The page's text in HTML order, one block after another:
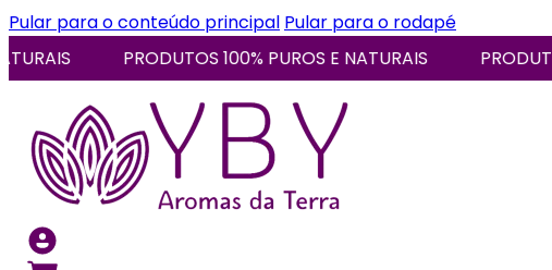
Pular para o conteúdo principal Pular para o rodapé
PRODUTOS 100% PUROS E NATURAIS PRODUTOS